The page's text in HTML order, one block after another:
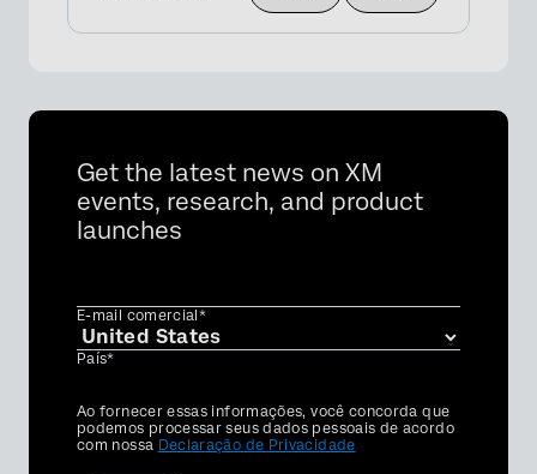
×
Get the latest news on XM
events, research, and product
launches
E-mail comercial*
País*
Privacy
Optin
Ao fornecer essas informações, você concorda que
podemos processar seus dados pessoais de acordo
com nossa Declaração de Privacidade